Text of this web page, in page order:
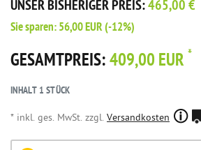
UNSER BISHERIGER PREIS:465,00 €
Sie sparen:56,00 EUR(-12%)
GESAMTPREIS:409,00 EUR *
INHALT 1STÜCK
* inkl. ges. MwSt. zzgl. Versandkosten